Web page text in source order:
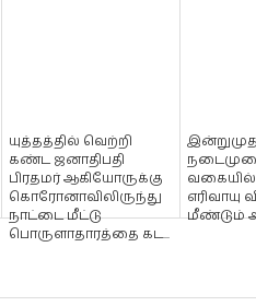
யுத்தத்தில் வெற்றி
கண்ட ஜனாதிபதி
பிரதமர் ஆகியோருக்கு
கொரோனாவிலிருந்து
நாட்டை மீட்டு
பொருளாதாரத்தை கட...
எரிவாயு
மீண்டும்